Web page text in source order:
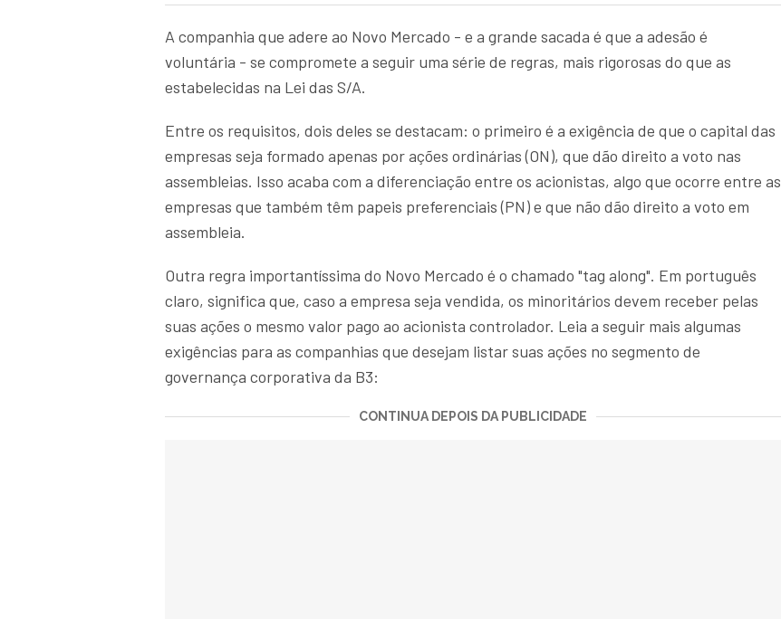
Acompanhia que adere ao Novo Mercado - e a grande sacada é que a adesão é
voluntária - se compromete a seguir uma série de regras, mais rigorosas do que as
estabelecidas na Lei das S/A.
Entre os requisitos, dois deles se destacam: o primeiro é a exigência de que o capital das
empresas seja formado apenas por ações ordinárias (ON), que dão direito a voto nas
assembleias. Isso acaba com a diferenciação entre os acionistas, algo que ocorre entre as
empresas que também têm papeis preferenciais (PN) e que não dão direito a voto em
assembleia.
Outra regra importantíssima do Novo Mercado é o chamado "tag along". Em português
claro, significa que, caso a empresa seja vendida, os minoritários devem receber pelas
suas ações o mesmo valor pago ao acionista controlador. Leia a seguir mais algumas
exigências para as companhias que desejam listar suas ações no segmento de
governança corporativa da B3:
CONTINUA DEPOIS DA PUBLICIDADE